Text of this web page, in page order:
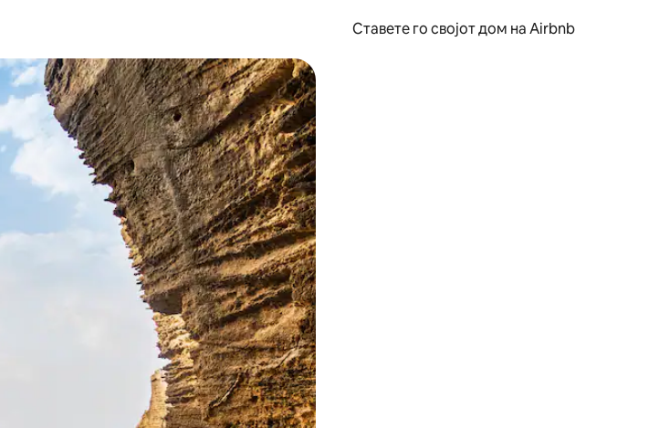
Ставете го својот дом на Airbnb
и надолу или истражувајте со допирање или со лизгање.